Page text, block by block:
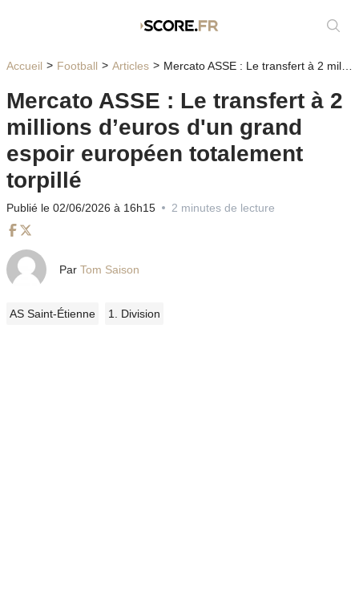
Accueil Football Articles Mercato ASSE : Le transfert à 2 millions d’euros d'un grand espoir européen totalement torpillé
Mercato ASSE : Le transfert à 2
millions d’euros d'un grand
espoir européen totalement
torpillé
Publié le 02/06/2026 à 16h15 2 minutes de lecture
Par Tom Saison
AS Saint-Étienne 1. Division